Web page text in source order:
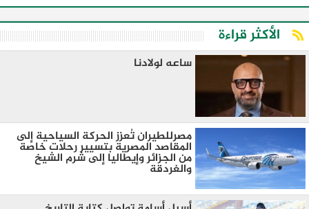
الأكثر قراءة
ساعه لولادنا
مصرللطيران تُعزز الحركة السياحية إلى
المقاصد المصرية بتسيير رحلات خاصة
من الجزائر وإيطاليا إلى شرم الشيخ
والغردقة